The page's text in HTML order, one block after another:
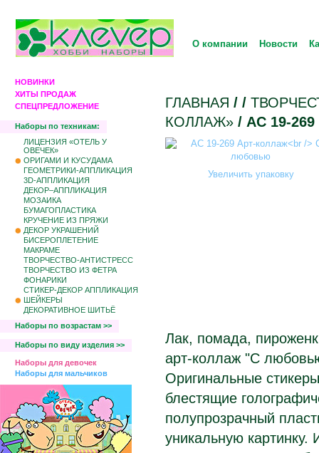
О компании Новости
НОВИНКИ
ХИТЫ ПРОДАЖ
СПЕЦПРЕДЛОЖЕНИЕ
Наборы по техникам:
ЛИЦЕНЗИЯ «ОТЕЛЬ У
ОВЕЧЕК»
ОРИГАМИ И КУСУДАМА
ГЕОМЕТРИКИ-АППЛИКАЦИЯ
3D-АППЛИКАЦИЯ
ДЕКОР–АППЛИКАЦИЯ
МОЗАИКА
БУМАГОПЛАСТИКА
КРУЧЕНИЕ ИЗ ПРЯЖИ
ДЕКОР УКРАШЕНИЙ
БИCЕРОПЛЕТЕНИЕ
МАКРАМЕ
ТВОРЧЕСТВО-АНТИСТРЕСС
ТВОРЧЕСТВО ИЗ ФЕТРА
ФОНАРИКИ
СТИКЕР-ДЕКОР АППЛИКАЦИЯ
ШЕЙКЕРЫ
ДЕКОРАТИВНОЕ ШИТЬЁ
Наборы по возрастам >>
Наборы по виду изделия >>
Наборы для девочек
Наборы для мальчиков
ГЛАВНАЯ / /
КОЛЛАЖ» / АС 19-
Увеличить упаковку
Лак, помада,
арт-коллаж "С
Оригинальные
блестящие
полупрозрачный
уникальную